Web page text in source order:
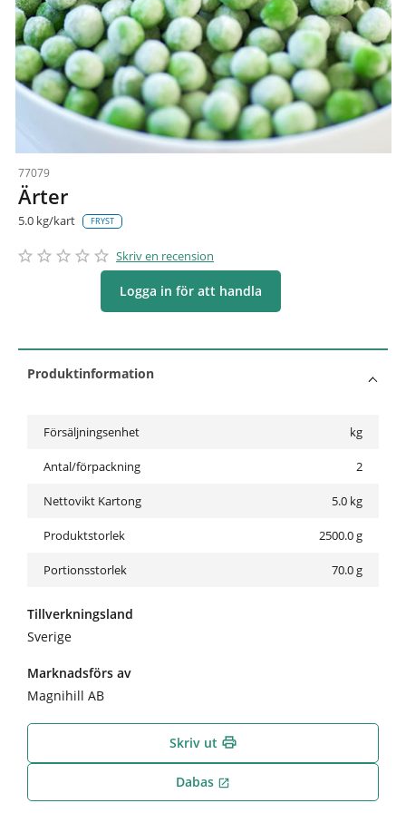
77079
Ärter
5.0 kg/kart FRYST
star_border star_border star_border star_border star_border
star star star star star Skriv en recension
Logga in för att handla
Produktinformation
Försäljningsenhet kg
Antal/förpackning 2
Nettovikt Kartong 5.0 kg
Produktstorlek 2500.0 g
Portionsstorlek 70.0 g
Tillverkningsland
Sverige
Marknadsförs av
Magnihill AB
Skriv ut print
Dabas open_in_new